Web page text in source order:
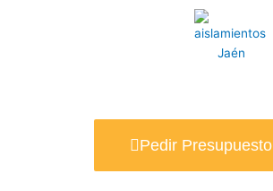
Pedir Presupuesto